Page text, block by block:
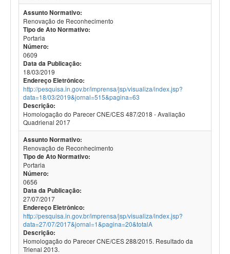
Assunto Normativo:
Renovação de Reconhecimento
Tipo de Ato Normativo:
Portaria
Número:
0609
Data da Publicação:
18/03/2019
Endereço Eletrônico:
http://pesquisa.in.gov.br/imprensa/jsp/visualiza/index.jsp?
data=18/03/2019&jornal=515&pagina=63
Descrição:
Homologação do Parecer CNE/CES 487/2018 - Avaliação
Quadrienal 2017
Assunto Normativo:
Renovação de Reconhecimento
Tipo de Ato Normativo:
Portaria
Número:
0656
Data da Publicação:
27/07/2017
Endereço Eletrônico:
http://pesquisa.in.gov.br/imprensa/jsp/visualiza/index.jsp?
data=27/07/2017&jornal=1&pagina=20&totalA
Descrição:
Homologação do Parecer CNE/CES 288/2015. Resultado da
Trienal 2013.